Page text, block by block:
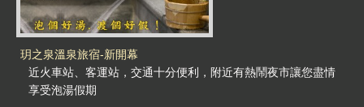
玥之泉溫泉旅宿-新開幕
近火車站、客運站，交通十分便利，附近有熱鬧夜市讓您盡情
享受泡湯假期